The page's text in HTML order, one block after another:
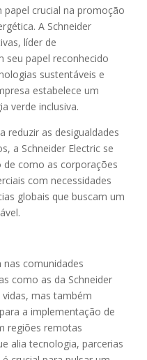
crucial na promoção
A Schneider
líder de
seu papel reconhecido
sustentáveis e
estabelece um
verde inclusiva.
reduzir as desigualdades
a Schneider Electric se
como as corporações
com necessidades
globais que buscam um
comunidades
como as da Schneider
mas também
a implementação de
regiões remotas
alia tecnologia, parcerias